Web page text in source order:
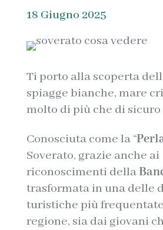
18 Giugno 2025
Ti porto alla scoperta
spiagge bianche, mare
molto di più che di
Conosciuta come la “
Soverato, grazie anche ai
riconoscimenti della
trasformata in una delle
turistiche più
regione, sia dai giovani